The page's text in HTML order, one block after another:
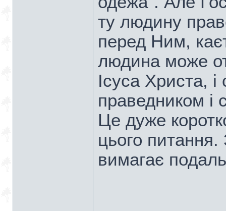
ту людину
перед Ним,
людина може
Ісуса Христа,
праведником і
Це дуже
цього
вимагає